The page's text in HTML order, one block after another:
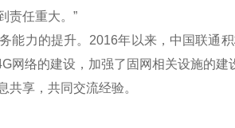
责任重大。”
力的提升。2016年以来，中国联通积
网络的建设，加强了固网相关设施的建
享，共同交流经验。